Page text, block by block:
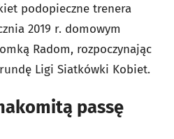
podopieczne trenera
2019 r. domowym
Radom, rozpoczynając
Ligi Siatkówki Kobiet.
passę